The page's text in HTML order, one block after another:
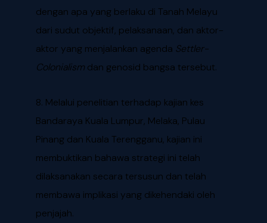
dengan apa yang berlaku di Tanah Melayu
dari sudut objektif, pelaksanaan, dan aktor-
aktor yang menjalankan agenda Settler-
Colonialism dan genosid bangsa tersebut.
8. Melalui penelitian terhadap kajian kes
Bandaraya Kuala Lumpur, Melaka, Pulau
Pinang dan Kuala Terengganu, kajian ini
membuktikan bahawa strategi ini telah
dilaksanakan secara tersusun dan telah
membawa implikasi yang dikehendaki oleh
penjajah.